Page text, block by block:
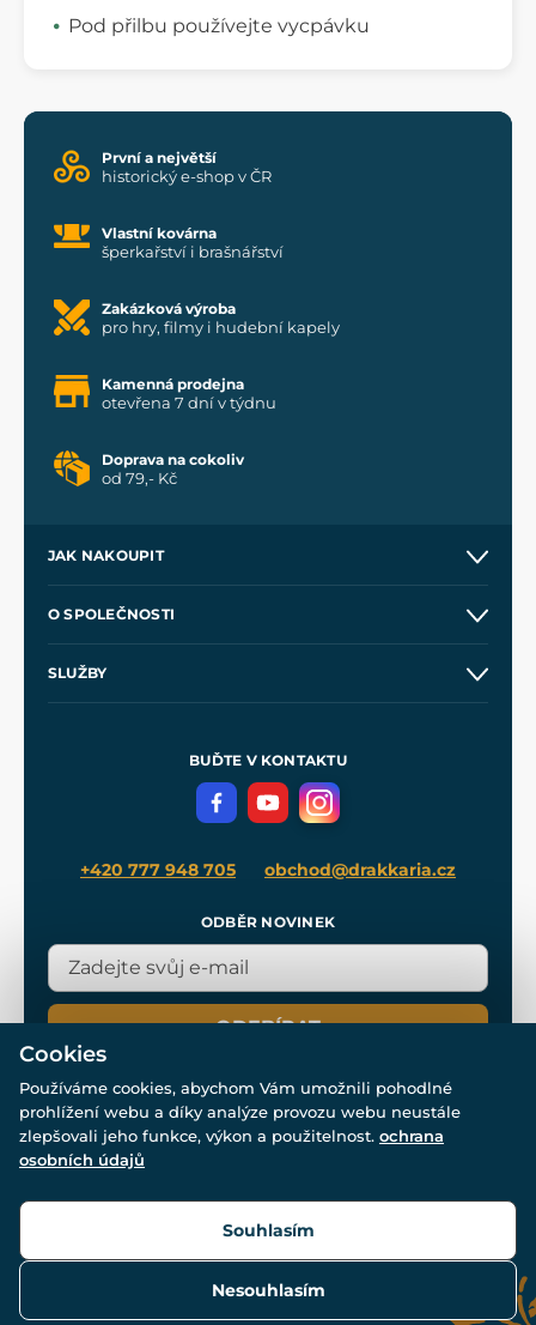
Pod přilbu používejte vycpávku
První a největší
historický e-shop v ČR
Vlastní kovárna
šperkařství i brašnářství
Zakázková výroba
pro hry, filmy i hudební kapely
Kamenná prodejna
otevřena 7 dní v týdnu
Doprava na cokoliv
od 79,- Kč
JAK NAKOUPIT
Velkoobchod
O SPOLEČNOSTI
SLUŽBY
Meče pro Kingdom Come
BUĎTE V KONTAKTU
+420 777 948 705 obchod@drakkaria.cz
ODBĚR NOVINEK
ODEBÍRAT
© Všechna práva vyhrazena. www.drakkaria.cz 2007-2026.
Cookies
Používáme cookies, abychom Vám umožnili pohodlné
prohlížení webu a díky analýze provozu webu neustále
zlepšovali jeho funkce, výkon a použitelnost. ochrana
osobních údajů
Nesouhlasím
Souhlasím